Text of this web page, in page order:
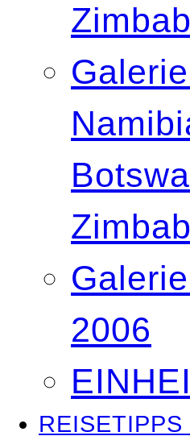
2006
REISETIPPS